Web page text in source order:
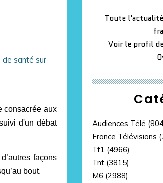
consacrée aux
d'un débat
façons
bout.
Audiences Télé
France Télévisions
Tf1 (4966)
Tnt (3815)
M6 (2988)
Toute
Voir le profil